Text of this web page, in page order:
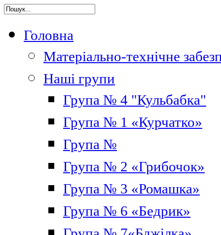
Головна
Матеріально-технічне
Наші групи
Група № 4 "Кульбабка"
Група № 1 «Курчатко»
Група №
Група № 2 «Грибочок»
Група № 3 «Ромашка»
Група № 6 «Бедрик»